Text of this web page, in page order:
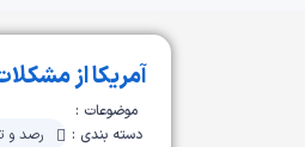
آمریکا از
موضوعات :
دسته بندی :
رصد و